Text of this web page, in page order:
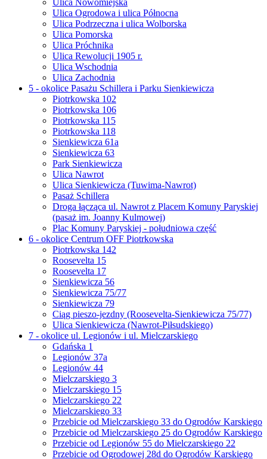
Ulica Ogrodowa i ulica Północna
Ulica Podrzeczna i ulica Wolborska
Ulica Pomorska
Ulica Próchnika
Ulica Rewolucji 1905 r.
Ulica Wschodnia
Ulica Zachodnia
5 - okolice Pasażu Schillera i Parku Sienkiewicza
Piotrkowska 102
Piotrkowska 106
Piotrkowska 115
Piotrkowska 118
Sienkiewicza 61a
Sienkiewicza 63
Park Sienkiewicza
Ulica Nawrot
Ulica Sienkiewicza (Tuwima-Nawrot)
Pasaż Schillera
Droga łącząca ul. Nawrot z Placem Komuny Paryskiej
(pasaż im. Joanny Kulmowej)
Plac Komuny Paryskiej - południowa część
6 - okolice Centrum OFF Piotrkowska
Piotrkowska 142
Roosevelta 15
Roosevelta 17
Sienkiewicza 56
Sienkiewicza 75/77
Sienkiewicza 79
Ciąg pieszo-jezdny (Roosevelta-Sienkiewicza 75/77)
Ulica Sienkiewicza (Nawrot-Piłsudskiego)
7 - okolice ul. Legionów i ul. Mielczarskiego
Gdańska 1
Legionów 37a
Legionów 44
Mielczarskiego 3
Mielczarskiego 15
Mielczarskiego 22
Mielczarskiego 33
Przebicie od Mielczarskiego 33 do Ogrodów Karskiego
Przebicie od Mielczarskiego 25 do Ogrodów Karskiego
Przebicie od Legionów 55 do Mielczarskiego 22
Przebicie od Ogrodowej 28d do Ogrodów Karskiego